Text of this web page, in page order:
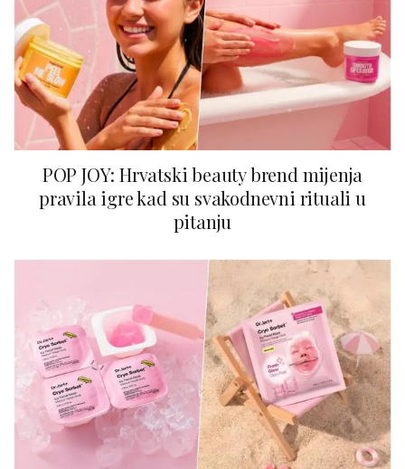
POP JOY: Hrvatski beauty brend mijenja
pravila igre kad su svakodnevni rituali u
pitanju